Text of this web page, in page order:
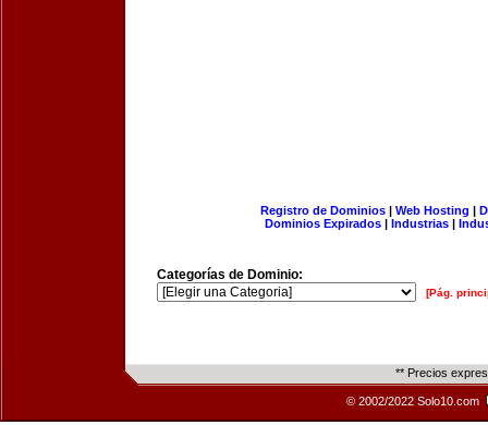
Registro de Dominios| Web Hosting |
Dominios Expirados | Industrias |
Categorías de Dominio:
[Pág.
** Precios
© 2002/2022 Solo10.com